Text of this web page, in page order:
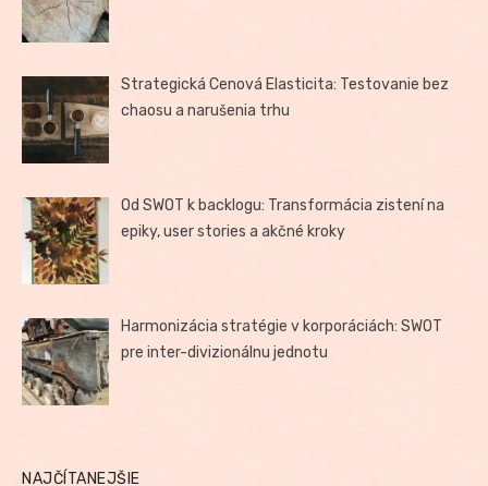
Strategická Cenová Elasticita: Testovanie bez
chaosu a narušenia trhu
Od SWOT k backlogu: Transformácia zistení na
epiky, user stories a akčné kroky
Harmonizácia stratégie v korporáciách: SWOT
pre inter-divizionálnu jednotu
NAJČÍTANEJŠIE